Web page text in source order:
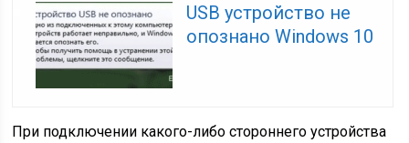
USB устройство не
опознано Windows 10
При подключении какого-либо стороннего устройства